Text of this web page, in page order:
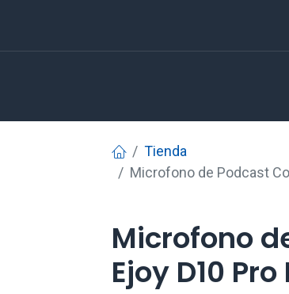
Tienda
Microfono de Podcast
Microfono
Ejoy D10